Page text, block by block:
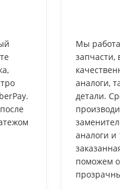
Мы
запчасти,
аналоги,
детали.
аналоги и
поможем